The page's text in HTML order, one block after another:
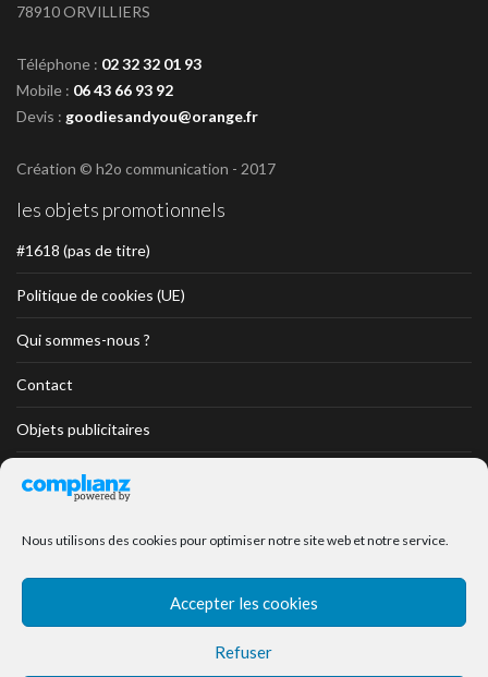
Nous utilisons des cookies pour optimiser notre site web et notre service.
Accepter les cookies
Refuser
78910 ORVILLIERS
Téléphone : 02 32 32 01 93
Mobile : 06 43 66 93 92
Devis : goodiesandyou@orange.fr
Création © h2o communication - 2017
les objets promotionnels
#1618 (pas de titre)
Politique de cookies (UE)
Qui sommes-nous ?
Contact
Objets publicitaires
Objets Divers
Objets Collection Prestige